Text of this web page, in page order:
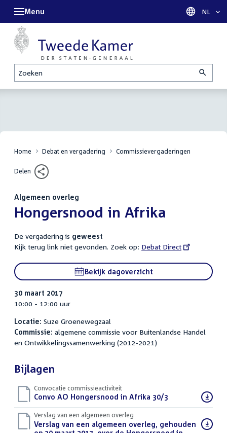
Zoeken
Menu Taal
NL
Home Debat en vergadering Commissievergaderingen
Delen
Algemeen overleg
:Hongersnood in Afrika
De vergadering is geweest
Kijk terug link niet gevonden. Zoek op: External
Debat Direct
Bekijk dagoverzicht
30 maart 2017
10:00 - 12:00 uur
Locatie: Suze Groenewegzaal
Commissie: algemene commissie voor Buitenlandse Handel
en Ontwikkelingssamenwerking (2012-2021)
Bijlagen
Convocatie commissieactiviteit
Download
bestand:
Convo AO Hongersnood in Afrika 30/3
Verslag van een algemeen overleg
Download
Verslag van een algemeen overleg, gehouden